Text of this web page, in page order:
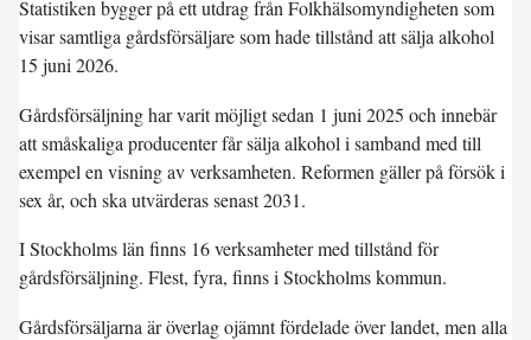
Statistiken bygger på ett utdrag från Folkhälsomyndigheten som
visar samtliga gårdsförsäljare som hade tillstånd att sälja alkohol
15 juni 2026.
Gårdsförsäljning har varit möjligt sedan 1 juni 2025 och innebär
att småskaliga producenter får sälja alkohol i samband med till
exempel en visning av verksamheten. Reformen gäller på försök i
sex år, och ska utvärderas senast 2031.
I Stockholms län finns 16 verksamheter med tillstånd för
gårdsförsäljning. Flest, fyra, finns i Stockholms kommun.
Gårdsförsäljarna är överlag ojämnt fördelade över landet, men alla